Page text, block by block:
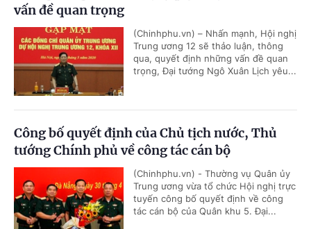
vấn đề quan trọng
(Chinhphu.vn) – Nhấn mạnh, Hội nghị
Trung ương 12 sẽ thảo luận, thông
qua, quyết định những vấn đề quan
trọng, Đại tướng Ngô Xuân Lịch yêu...
Công bố quyết định của Chủ tịch nước, Thủ
tướng Chính phủ về công tác cán bộ
(Chinhphu.vn) - Thường vụ Quân ủy
Trung ương vừa tổ chức Hội nghị trực
tuyến công bố quyết định về công
tác cán bộ của Quân khu 5. Đại...